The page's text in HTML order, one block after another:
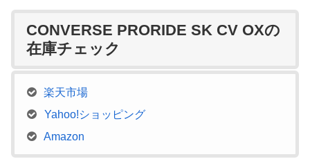
CONVERSE PRORIDE SK CV OXの
在庫チェック
楽天市場
Yahoo!ショッピング
Amazon